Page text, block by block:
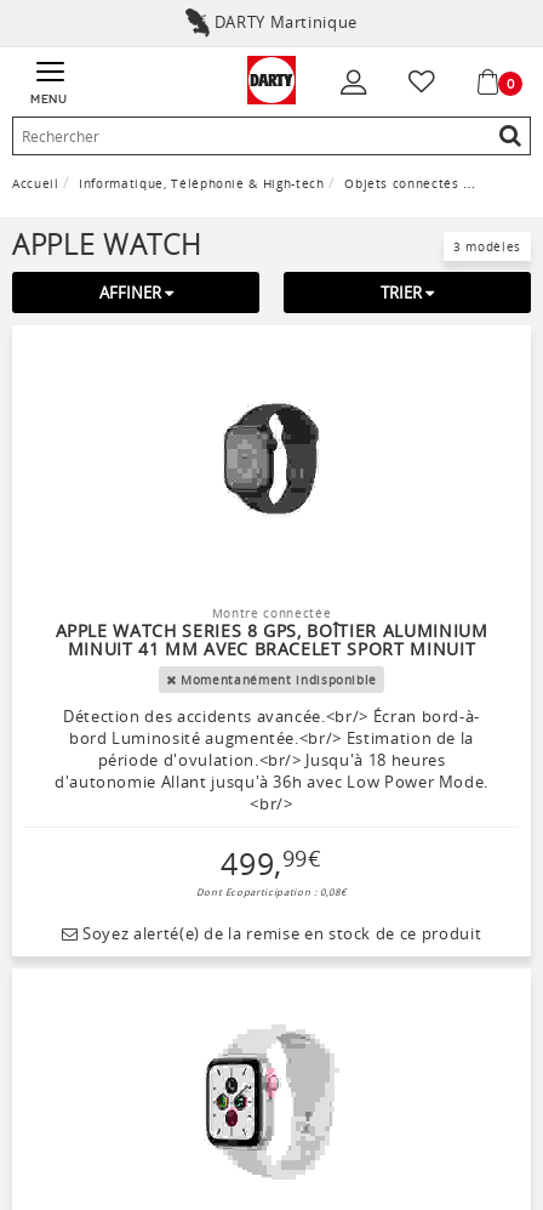
DARTY Martinique
MENU
0
Accueil Informatique, Téléphonie & High-tech Objets connectés
APPLE WATCH 3 modèles
AFFINER TRIER
Montre connectée
APPLE WATCH SERIES 8 GPS, BOÎTIER ALUMINIUM
MINUIT 41 MM AVEC BRACELET SPORT MINUIT
Momentanément indisponible
Détection des accidents avancée.<br/> Écran bord-à-
bord Luminosité augmentée.<br/> Estimation de la
période d'ovulation.<br/> Jusqu'à 18 heures
d'autonomie Allant jusqu'à 36h avec Low Power Mode.
<br/>
499,99€
Dont Ecoparticipation : 0,08€
Soyez alerté(e) de la remise en stock de ce produit